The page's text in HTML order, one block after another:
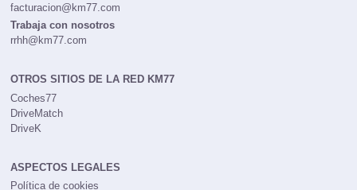
facturacion@km77.com
Trabaja con nosotros
rrhh@km77.com
OTROS SITIOS DE LA RED KM77
Coches77
DriveMatch
DriveK
ASPECTOS LEGALES
Política de cookies